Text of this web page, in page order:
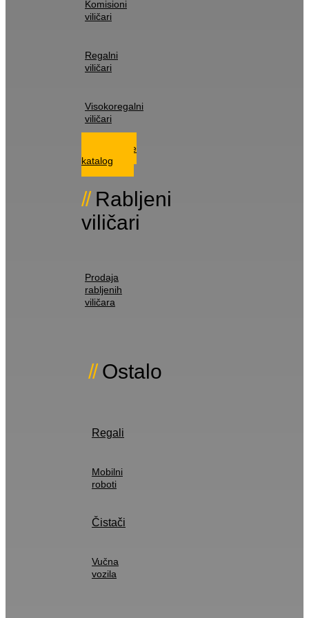
Komisioni
viličari
Regalni
viličari
Visokoregalni
viličari
Istražite
katalog
Rabljeni
viličari
Prodaja
rabljenih
viličara
Ostalo
Regali
Mobilni
roboti
Čistači
Vučna
vozila